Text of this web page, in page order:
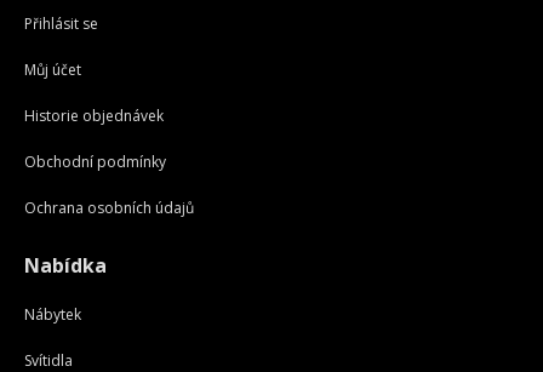
Přihlásit se
Můj účet
Historie objednávek
Obchodní podmínky
Ochrana osobních údajů
Nabídka
Nábytek
Svítidla